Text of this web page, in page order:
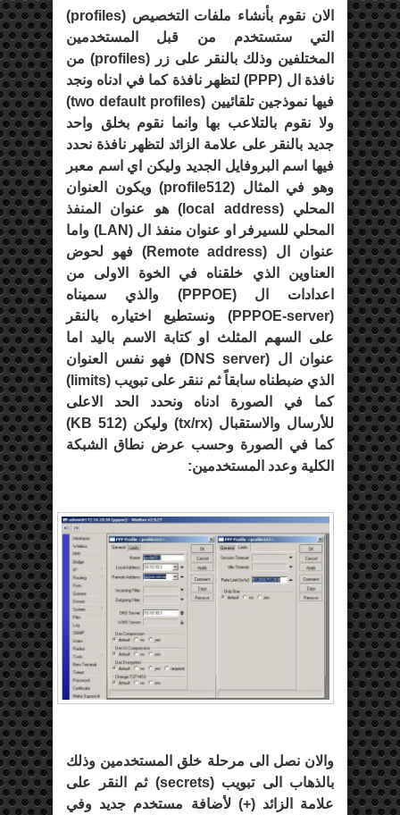
الان نقوم بأنشاء ملفات التخصيص (profiles
)
التي ستستخدم من قبل المستخدمين
المختلفين وذلك بالنقر على زر (profiles) من
نافذة ال (PPP) لتظهر نافذة كما في ادناه ونجد
فيها نموذجين تلقائيين (two default profiles
)
ولا نقوم بالتلاعب بها وانما نقوم بخلق واحد
جديد بالنقر على علامة الزائد لتظهر نافذة نحدد
فيها اسم البروفايل الجديد وليكن اي اسم معبر
وهو في المثال (profile512) ويكون العنوان
المحلي (local address ) هو عنوان المنفذ
المحلي للسيرفر او عنوان منفذ ال (LAN) واما
عنوان ال (Remote address) فهو لحوض
العناوين الذي خلقناه في الخوة الاولى من
اعدادات ال (PPPOE) والذي سميناه
(
PPPOE-server) ونستطيع اختياره بالنقر
على السهم المثلث او كتابة الاسم باليد اما
عنوان ال (DNS server) فهو نفس العنوان
الذي ضبطناه سابقاً ثم ننقر على تبويب (limits
)
كما في الصورة ادناه ونحدد الحد الاعلى
للأرسال والاستقبال (tx/rx) وليكن (512 KB
)
كما في الصورة وحسب عرض نطاق الشبكة
الكلية وعدد المستخدمين:
والان نصل الى مرحلة خلق المستخدمين وذلك
بالذهاب الى تبويب (secrets) ثم النقر على
علامة الزائد (+) لأضافة مستخدم جديد وفي